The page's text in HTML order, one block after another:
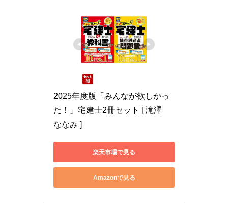
2025年度版「みんなが欲しかっ
た！」宅建士2冊セット [ 滝澤
ななみ ]
楽天市場で見る
Amazonで見る